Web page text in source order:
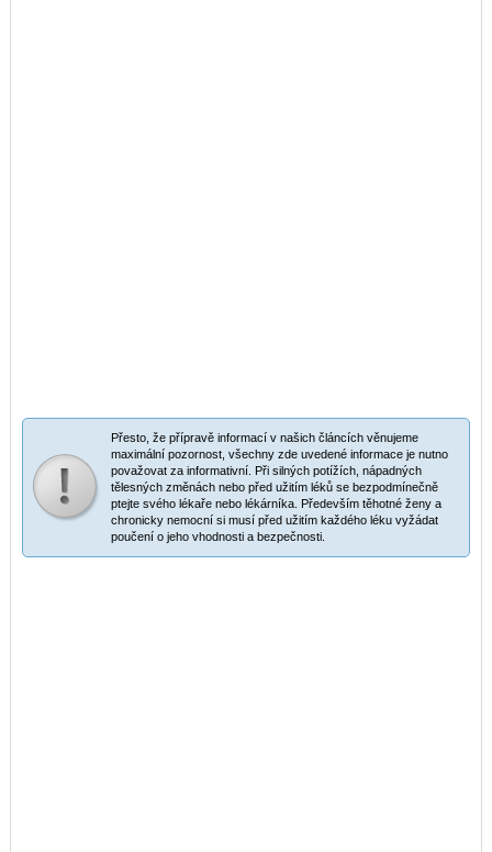
Přesto, že přípravě informací v našich článcích věnujeme
maximální pozornost, všechny zde uvedené informace je nutno
považovat za informativní. Při silných potížích, nápadných
tělesných změnách nebo před užitím léků se bezpodmínečně
ptejte svého lékaře nebo lékárníka. Především těhotné ženy a
chronicky nemocní si musí před užitím každého léku vyžádat
poučení o jeho vhodnosti a bezpečnosti.